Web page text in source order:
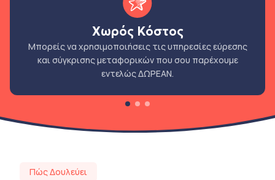
Χωρός Κόστος
Μπορείς να χρησιμοποιήσεις τις υπηρεσίες εύρεσης
και σύγκρισης μεταφορικών που σου παρέχουμε
εντελώς ΔΩΡΕΑΝ.
Πώς Δουλεύει